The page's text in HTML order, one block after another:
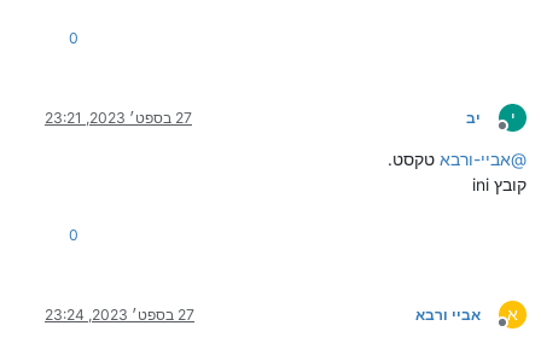
0
י
מנותק
יב 27 בספט׳ 2023, 23:21
@אביי-ורבא טקסט.
קובץ ini
0
א
מנותק
אביי ורבא 27 בספט׳ 2023, 23:24